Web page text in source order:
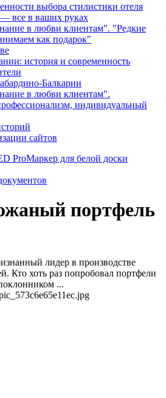
выбора стилистики отеля
все в ваших руках
в любви клиентам". "Редкие
как подарок"
история и современность
Балкарии
в любви клиентам".
индивидуальный
сайтов
ProМаркер для белой доски
портфель
лидер в производстве
Кто хоть раз попробовал портфели
...